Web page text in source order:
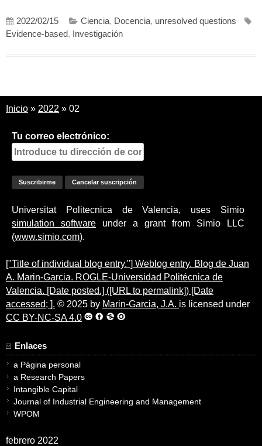
2022/02/15 Ciencia, Docencia, unresolved questions
Evidence-based, Investigación
Inicio » 2022 » 02
Tu correo electrónico:
Universitat Politecnica de Valencia, uses Simio
simulation software under a grant from Simio LLC
(www.simio.com).
["Title of individual blog entry."] Weblog entry. Blog de Juan
A. Marin-Garcia. ROGLE-Universidad Politécnica de
Valencia. [Date posted.] ([URL to permalink]) [Date
accessed; ]. © 2025 by Marin-Garcia, J.A. is licensed under
CC BY-NC-SA 4.0
Enlaces
a Página personal
a Research Papers
Intangible Capital
Journal of Industrial Engineering and Management
WPOM
febrero 2022